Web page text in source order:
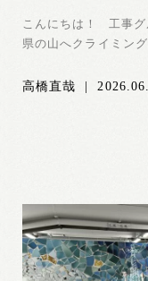
こんにちは！ 工事
県の山へクライミン
高橋直哉 |